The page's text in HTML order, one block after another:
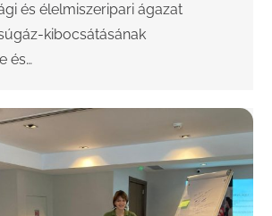
és élelmiszeripari ágazat
kibocsátásának
és…